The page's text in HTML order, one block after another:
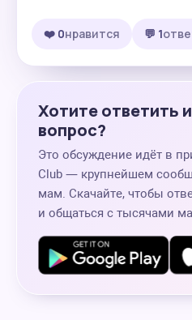
❤️ 0нравится 💬 1
Хотите ответить
вопрос?
Это обсуждение идёт в
Club — крупнейшем
мам. Скачайте, чтобы
и общаться с тысячами